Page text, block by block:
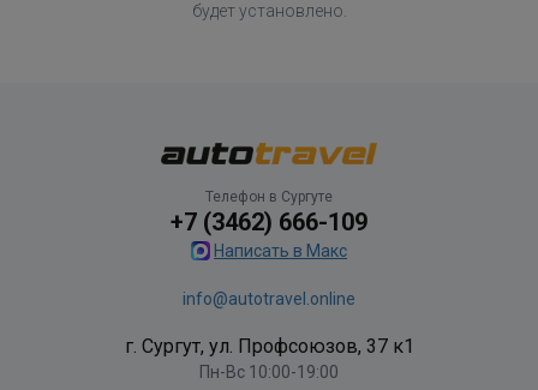
будет установлено.
Телефон в Сургуте
+7 (3462) 666-109
Написать в Макс
info@autotravel.online
г. Сургут, ул. Профсоюзов, 37 к1
Пн-Вс 10:00-19:00